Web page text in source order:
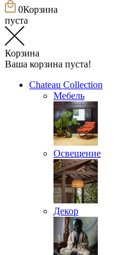
0Корзина
пуста
Корзина
Ваша корзина пуста!
Chateau Collection
Мебель
Освещение
Декор